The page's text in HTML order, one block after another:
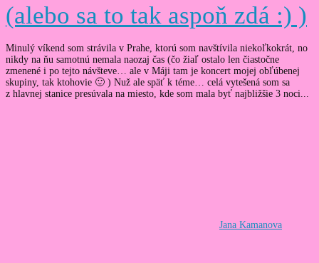
(alebo sa to tak aspoň zdá :) )
Minulý víkend som strávila v Prahe, ktorú som navštívila niekoľkokrát, no
nikdy na ňu samotnú nemala naozaj čas (čo žiaľ ostalo len čiastočne
zmenené i po tejto návšteve… ale v Máji tam je koncert mojej obľúbenej
skupiny, tak ktohovie 🙂 ) Nuž ale späť k téme… celá vytešená som sa
z hlavnej stanice presúvala na miesto, kde som mala byť najbližšie 3 noci...
Jana Kamanova